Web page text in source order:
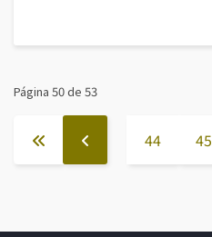
Página 50 de 53
44 45